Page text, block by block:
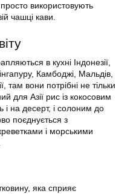
використовують
чашці кави.
в кухні Індонезії,
Камбоджі, Мальдів,
там вони потрібні не тільки
для Азії рис із кокосовим
на десерт, і солоним до
поєднується з
і морськими
яка сприяє